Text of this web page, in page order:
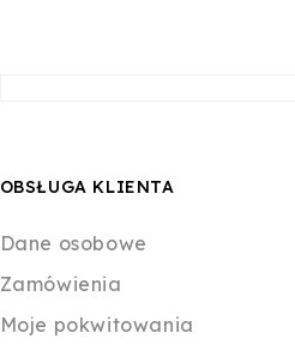
OBSŁUGA KLIENTA
Dane osobowe
Zamówienia
Moje pokwitowania